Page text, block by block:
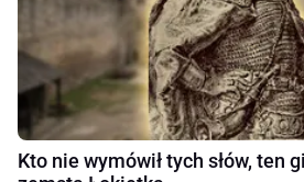
Kto nie wymówił tych słów, ten